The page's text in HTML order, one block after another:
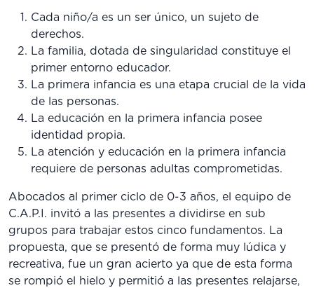
Cada niño/a es un ser único, un sujeto de
derechos.
La familia, dotada de singularidad constituye el
primer entorno educador.
La primera infancia es una etapa crucial de la vida
de las personas.
La educación en la primera infancia posee
identidad propia.
La atención y educación en la primera infancia
requiere de personas adultas comprometidas.
Abocados al primer ciclo de 0-3 años, el equipo de
C.A.P.I. invitó a las presentes a dividirse en sub
grupos para trabajar estos cinco fundamentos. La
propuesta, que se presentó de forma muy lúdica y
recreativa, fue un gran acierto ya que de esta forma
se rompió el hielo y permitió a las presentes relajarse,